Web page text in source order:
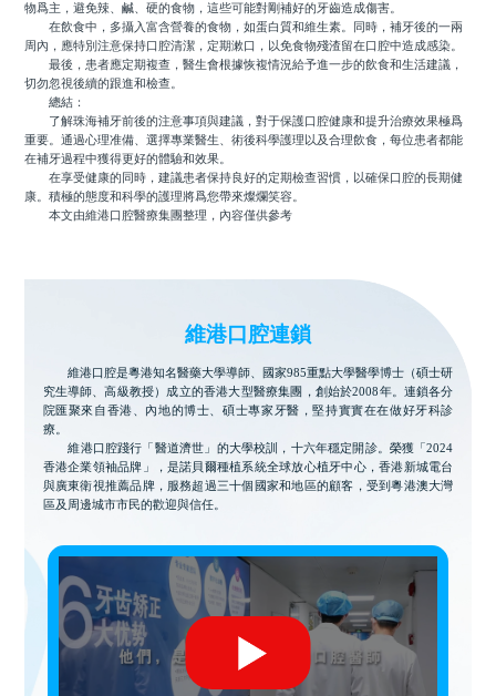
物爲主，避免辣、鹹、硬的食物，這些可能對剛補好的牙齒造成傷害。
在飲食中，多攝入富含營養的食物，如蛋白質和維生素。同時，補牙後的一兩
周內，應特別注意保持口腔清潔，定期漱口，以免食物殘渣留在口腔中造成感染。
最後，患者應定期複查，醫生會根據恢複情況給予進一步的飲食和生活建議，
切勿忽視後續的跟進和檢查。
總結：
了解珠海補牙前後的注意事項與建議，對于保護口腔健康和提升治療效果極爲
重要。通過心理准備、選擇專業醫生、術後科學護理以及合理飲食，每位患者都能
在補牙過程中獲得更好的體驗和效果。
在享受健康的同時，建議患者保持良好的定期檢查習慣，以確保口腔的長期健
康。積極的態度和科學的護理將爲您帶來燦爛笑容。
本文由維港口腔醫療集團整理，內容僅供參考
維港口腔連鎖
維港口腔是粵港知名醫藥大學導師、國家985重點大學醫學博士（碩士研
究生導師、高級教授）成立的香港大型醫療集團，創始於2008年。連鎖各分
院匯聚來自香港、內地的博士、碩士專家牙醫，堅持實實在在做好牙科診
療。
維港口腔踐行「醫道濟世」的大學校訓，十六年穩定開診。榮獲「2024
香港企業領袖品牌」，是諾貝爾種植系統全球放心植牙中心，香港新城電台
與廣東衛視推薦品牌，服務超過三十個國家和地區的顧客，受到粵港澳大灣
區及周邊城市市民的歡迎與信任。